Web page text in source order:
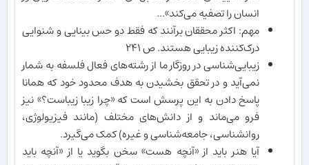
انسان را تصفیه می‌کند»...
مهم: اکثر محققان برآنند که فقط دو حس بینایی و شنوایی
درک‌کننده زیبایی هستند. ص ٢۴١
زیبایی‌شناسی در روزگار ما از رشته‌های فعال فلسفه به شمار
نمی‌آید و در تحقق بخشیدن به هدف محدود خود که همانا
پاسخ دادن به این پرسش است که «چرا زیبا زیباست؟» نیز
فرو می‌ماند و از دانش‌های مختلف (مانند فیزیولوژی،
روانشناسی، جامعه‌شناسی و غیره) کمک می‌گیرد.
آیا هنر باید از «آنچه هست» سخن بگوید یا از «آنچه باید